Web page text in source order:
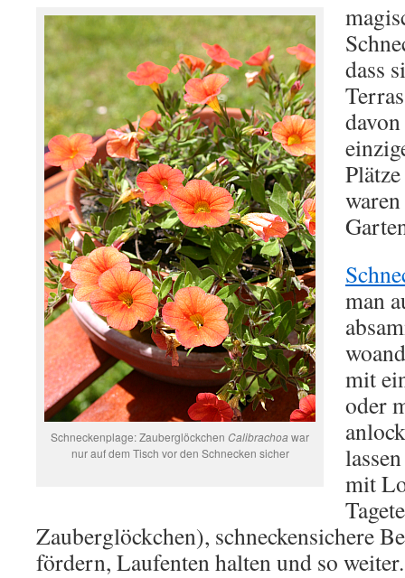
Schneckenplage: Zauberglöckchen Calibrachoa war
nur auf dem Tisch vor den Schnecken sicher
dass
man
mit
oder
mit
Zauberglöckchen), schneckensichere
fördern, Laufenten halten und so weiter.